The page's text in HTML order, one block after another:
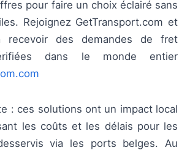
pour faire un choix éclairé sans
Rejoignez GetTransport.com et
recevoir des demandes de fret
dans le monde entier
: ces solutions ont un impact local
les coûts et les délais pour les
via les ports belges. Au